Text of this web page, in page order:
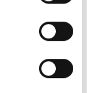
1,69 €